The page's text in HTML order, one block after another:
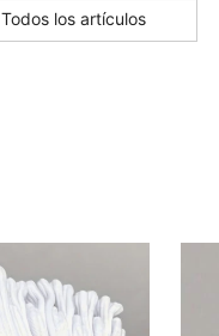
Todos los artículos